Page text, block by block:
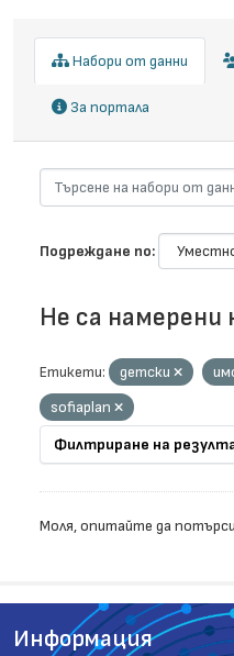
Набори от данни
За портала
Подреждане по
Не са намерени
Етикети: детски
sofiaplan
Филтриране на
Моля, опитайте да
Информация